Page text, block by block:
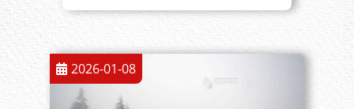
2026-01-08